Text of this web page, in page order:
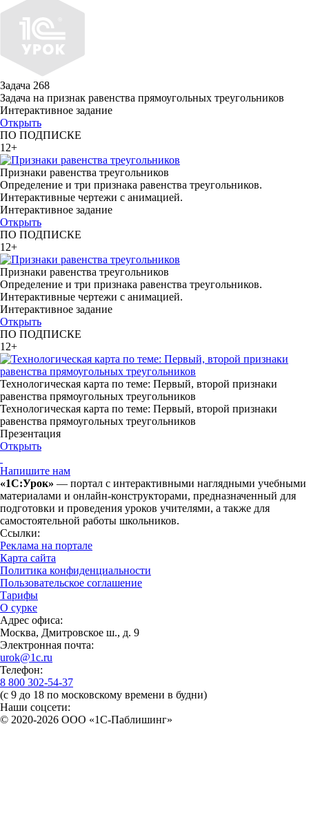
Задача 268
Задача на признак равенства прямоугольных треугольников
Интерактивное задание
Открыть
ПО ПОДПИСКЕ
12+
Признаки равенства треугольников
Определение и три признака равенства треугольников.
Интерактивные чертежи с анимацией.
Интерактивное задание
Открыть
ПО ПОДПИСКЕ
12+
Признаки равенства треугольников
Определение и три признака равенства треугольников.
Интерактивные чертежи с анимацией.
Интерактивное задание
Открыть
ПО ПОДПИСКЕ
12+
Технологическая карта по теме: Первый, второй признаки
равенства прямоугольных треугольников
Технологическая карта по теме: Первый, второй признаки
равенства прямоугольных треугольников
Презентация
Открыть
Напишите нам
«1С:Урок» — портал с интерактивными наглядными учебными
материалами и онлайн-конструкторами, предназначенный для
подготовки и проведения уроков учителями, а также для
самостоятельной работы школьников.
Ссылки:
Реклама на портале
Карта сайта
Политика конфиденциальности
Пользовательское соглашение
Тарифы
О сурке
Адрес офиса:
Москва, Дмитровское ш., д. 9
Электронная почта:
urok@1c.ru
Телефон:
8 800 302-54-37
(с 9 до 18 по московскому времени в будни)
Наши соцсети:
© 2020-2026 OOO «1С-Паблишинг»